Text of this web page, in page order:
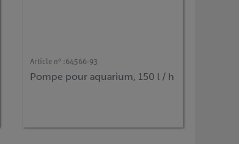
Article n° :64566-93
Pompe pour aquarium, 150 l / h